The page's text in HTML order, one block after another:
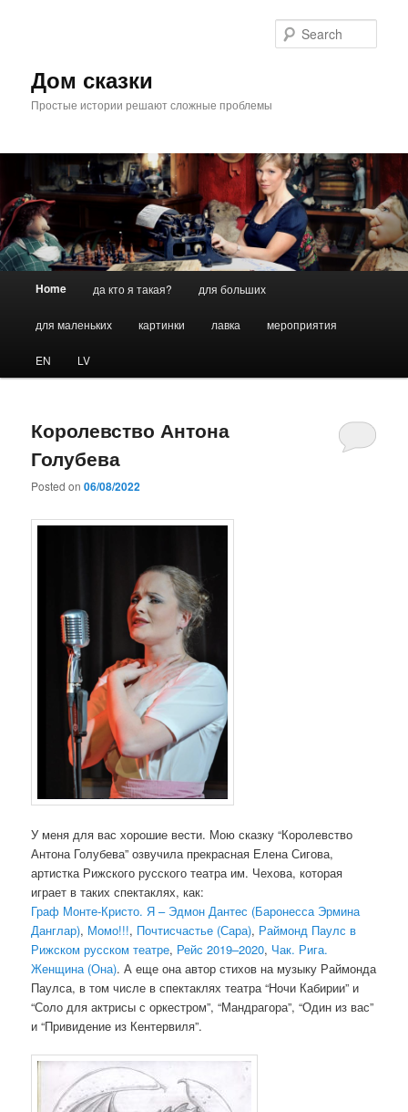
Дом сказки
Простые истории решают сложные проблемы
Home да кто я такая? для больших
для маленьких картинки лавка мероприятия
EN LV
Королевство Антона
Голубева
Posted on06/08/2022
У меня для вас хорошие вести. Мою сказку “Королевство
Антона Голубева” озвучила прекрасная Елена Сигова,
артистка Рижского русского театра им. Чехова, которая
играет в таких спектаклях, как:
Граф Монте-Кристо. Я – Эдмон Дантес (Баронесса Эрмина
Данглар), Момо!!!, Почтисчастье (Сара), Раймонд Паулс в
Рижском русском театре, Рейс 2019–2020, Чак. Рига.
Женщина (Она). А еще она автор стихов на музыку Раймонда
Паулса, в том числе в спектаклях театра “Ночи Кабирии” и
“Соло для актрисы с оркестром”, “Мандрагора”, “Один из вас”
и “Привидение из Кентервиля”.